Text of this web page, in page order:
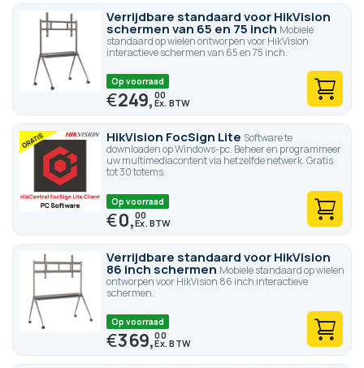
Verrijdbare standaard voor HikVision
schermen van 65 en 75 inch Mobiele
standaard op wielen ontworpen voor HikVision
interactieve schermen van 65 en 75 inch.
Op voorraad
€249,00
HikVision FocSign Lite Software te
downloaden op Windows-pc. Beheer en programmeer
uw multimediacontent via hetzelfde netwerk. Gratis
tot 30 totems.
Op voorraad
€0,00
Verrijdbare standaard voor HikVision
86 inch schermen Mobiele standaard op wielen
ontworpen voor HikVision 86 inch interactieve
schermen.
Op voorraad
€369,00